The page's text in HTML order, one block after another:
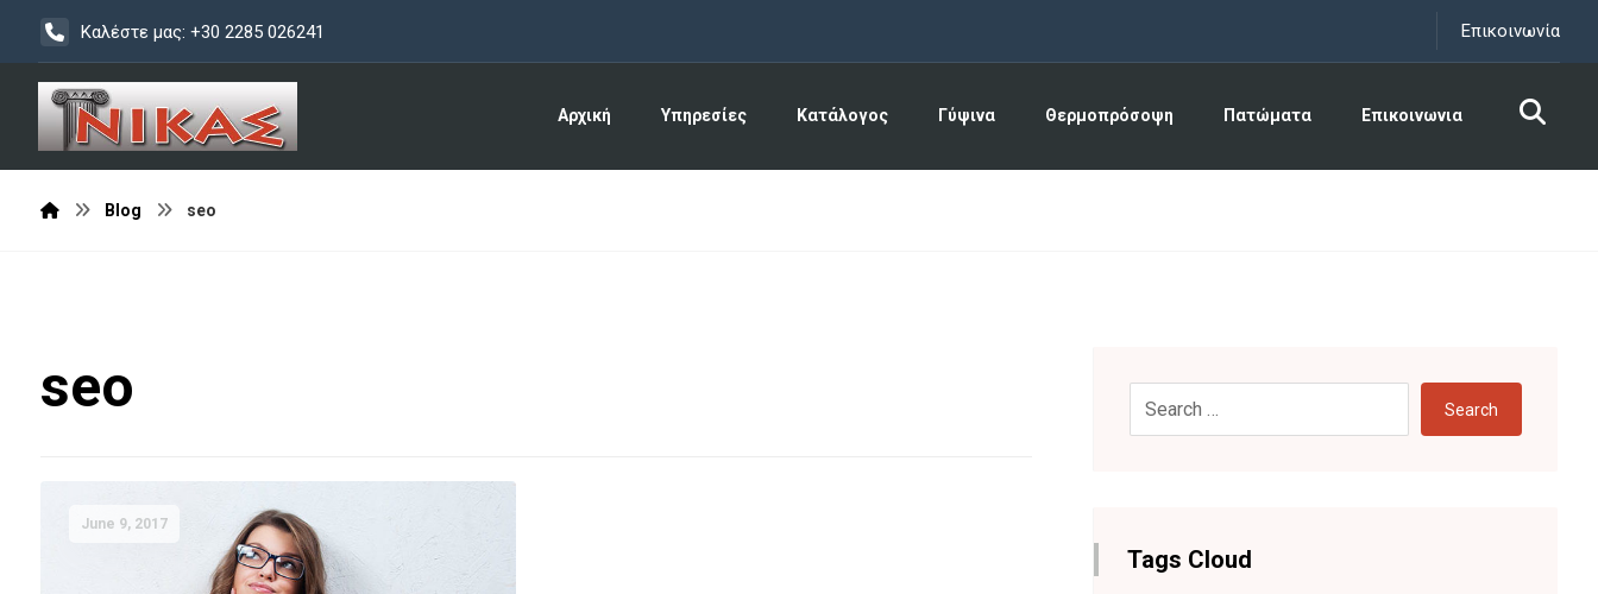
Καλέστε μας: +30 2285 026241 Επικοινωνία
Αρχική Υπηρεσίες Κατάλογος Γύψινα Θερμοπρόσοψη Πατώματα Επικοινωνια
Blog seo
seo
June 9, 2017
Search
Tags Cloud